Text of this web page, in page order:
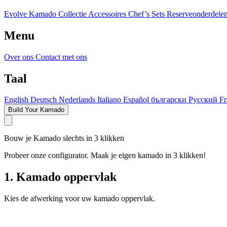
Evolve Kamado Collectie Accessoires Chef’s Sets Reserveonderdelen
Menu
Over ons Contact met ons
Taal
English Deutsch Nederlands Italiano Español български Русский
Build Your Kamado
Bouw je Kamado slechts in 3 klikken
Probeer onze configurator. Maak je eigen kamado in 3 klikken!
1. Kamado oppervlak
Kies de afwerking voor uw kamado oppervlak.